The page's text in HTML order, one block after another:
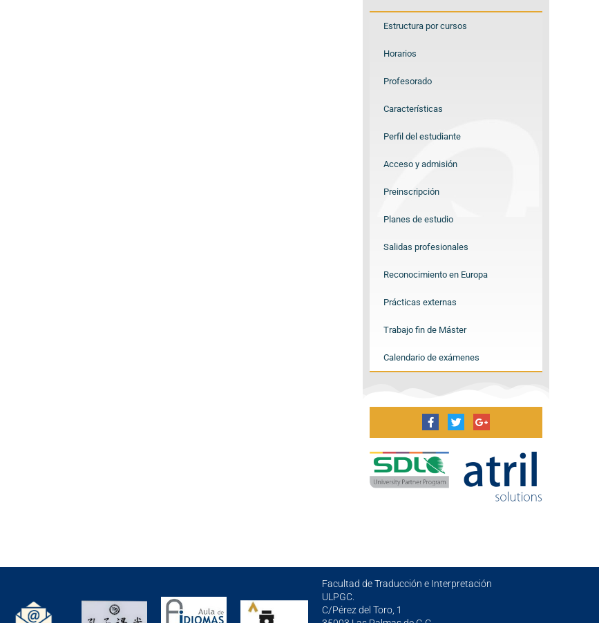
Estructura por cursos
Horarios
Profesorado
Características
Perfil del estudiante
Acceso y admisión
Preinscripción
Planes de estudio
Salidas profesionales
Reconocimiento en Europa
Prácticas externas
Trabajo fin de Máster
Calendario de exámenes
Facultad de Traducción e Interpretación
ULPGC.
C/Pérez del Toro, 1